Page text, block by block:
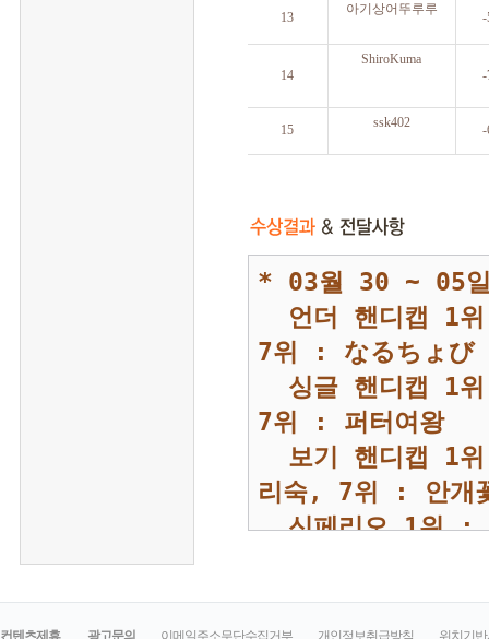
13
아기상어뚜루루
-
14
ShiroKuma
-
15 ssk402 -
컨텐츠제휴 광고문의 이메일주소무단수집거부 개인정보취급방침 위치기